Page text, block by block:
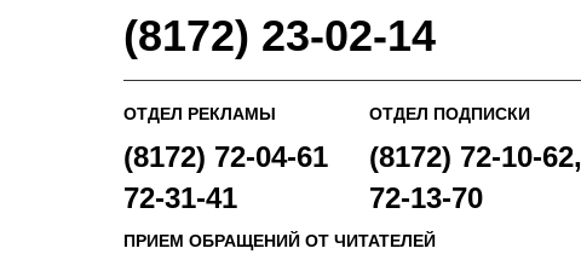
(8172) 23-02-14
ОТДЕЛ РЕКЛАМЫ
(8172) 72-04-61
72-31-41
ОТДЕЛ ПОДПИСКИ
(8172) 72-10-62,
72-13-70
ПРИЕМ ОБРАЩЕНИЙ ОТ ЧИТАТЕЛЕЙ